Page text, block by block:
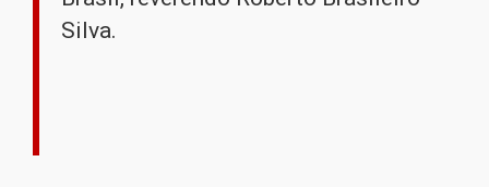
Silva.